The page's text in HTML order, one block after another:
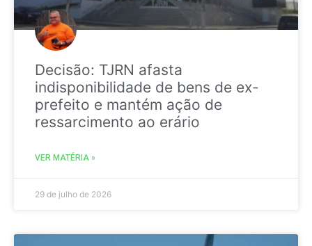
Decisão: TJRN afasta
indisponibilidade de bens de ex-
prefeito e mantém ação de
ressarcimento ao erário
VER MATÉRIA »
29 de julho de 2026